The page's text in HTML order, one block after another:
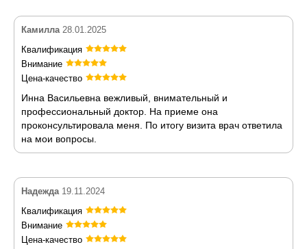
Камилла 28.01.2025
Квалификация
Внимание
Цена-качество
Инна Васильевна вежливый, внимательный и
профессиональный доктор. На приеме она
проконсультировала меня. По итогу визита врач ответила
на мои вопросы.
Надежда 19.11.2024
Квалификация
Внимание
Цена-качество